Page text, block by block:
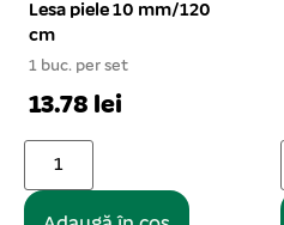
Lesa piele 10 mm/120
cm
1 buc. per set
13.78 lei